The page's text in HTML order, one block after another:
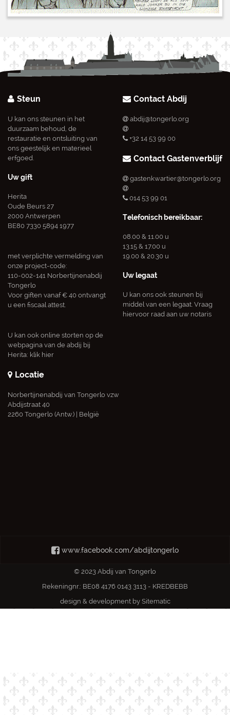
Steun
U kan ons steunen in het
duurzaam behoud, de
restauratie en ontsluiting van
ons geestelijk en materieel
erfgoed.
Uw gift
Herita
Oude Beurs 27
2000 Antwerpen
BE80 7330 5894 1977
met verplichte vermelding van
onze project-code:
110-002-141 Norbertijnenabdij
Tongerlo
Voor giften vanaf € 40 ontvangt
u een fiscaal attest.
U kan ook online storten op de
webpagina van de abdij bij
Herita: klik hier
Contact Abdij
abdij@tongerlo.org
+32 14 53 99 00
Contact Gastenverblijf
gastenkwartier@tongerlo.org
014 53 99 01
Telefonisch bereikbaar:
08.00 & 11.00 u
13.15 & 17.00 u
19.00 & 20.30 u
Uw legaat
U kan ons ook steunen bij
middel van een legaat. Vraag
hiervoor raad aan uw notaris
Locatie
Norbertijnenabdij van Tongerlo vzw
Abdijstraat 40
2260 Tongerlo (Antw.) | België
www.facebook.com/abdijtongerlo
© 2023 Abdij van Tongerlo
Rekeningnr.: BE08 4176 0143 3113 - KREDBEBB
design & development by Sitematic